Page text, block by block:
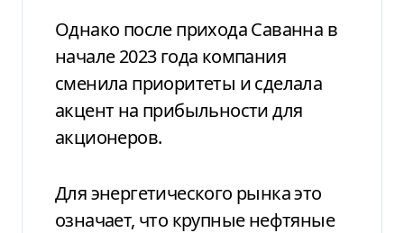
Однако после прихода Саванна в
начале 2023 года компания
сменила приоритеты и сделала
акцент на прибыльности для
акционеров.
Для энергетического рынка это
означает, что крупные нефтяные